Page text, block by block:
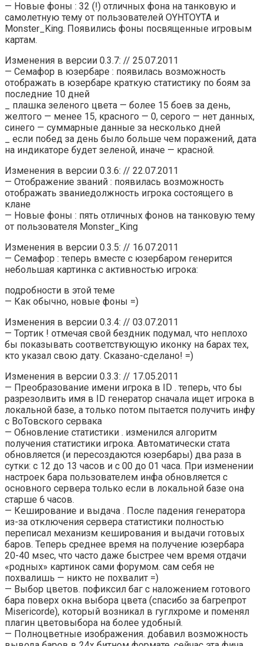
— Новые фоны : 32 (!) отличных фона на танковую и
самолетную тему от пользователей OYHTOYTA и
Monster_King. Появились фоны посвященные игровым
картам.
Изменения в версии 0.3.7: // 25.07.2011
— Семафор в юзербаре : появилась возможность
отображать в юзербаре краткую статистику по боям за
последние 10 дней
_ плашка зеленого цвета — более 15 боев за день,
желтого — менее 15, красного — 0, серого — нет данных,
синего — суммарные данные за несколько дней
_ если побед за день было больше чем поражений, дата
на индикаторе будет зеленой, иначе — красной.
Изменения в версии 0.3.6: // 22.07.2011
— Отображение званий : появилась возможность
отображать званиедолжность игрока состоящего в
клане
— Новые фоны : пять отличных фонов на танковую тему
от пользователя Monster_King
Изменения в версии 0.3.5: // 16.07.2011
— Семафор : теперь вместе с юзербаром генерится
небольшая картинка с активностью игрока:
подробности в этой теме
— Как обычно, новые фоны =)
Изменения в версии 0.3.4: // 03.07.2011
— Тортик ! отмечая свой бездник подумал, что неплохо
бы показывать соответствующую иконку на барах тех,
кто указал свою дату. Сказано-сделано! =)
Изменения в версии 0.3.3: // 17.05.2011
— Преобразование имени игрока в ID . теперь, что бы
разрезолвить имя в ID генератор сначала ищет игрока в
локальной базе, а только потом пытается получить инфу
с ВоТовского сервака
— Обновление статистики . изменился алгоритм
получения статистики игрока. Автоматически стата
обновляется (и пересоздаются юзербары) два раза в
сутки: с 12 до 13 часов и с 00 до 01 часа. При изменении
настроек бара пользователем инфа обновляется с
основного сервера только если в локальной базе она
старше 6 часов.
— Кеширование и выдача . После падения генератора
из-за отключения сервера статистики полностью
переписал механизм кеширования и выдачи готовых
баров. Теперь среднее время на получение юзербара
20-40 мsec, что часто даже быстрее чем время отдачи
«родных» картинок сами форумом. сам себя не
похвалишь — никто не похвалит =)
— Выбор цветов. пофиксил баг с наложением готового
бара поверх окна выбора цвета (спасибо за багрепрот
Misericorde), который возникал в гуглхроме и поменял
плагин цветовыбора на более удобный.
— Полноцветные изображения. добавил возможность